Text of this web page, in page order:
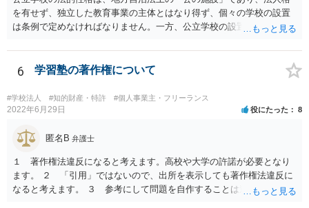
ほぼないため、今後も裁判例が積み重なる可能性がきわめて低く、ど
ちらの解釈が正しいのかについて司法の判断が下されることがないも
を有せず、独立した教育事業の主体とはなり得ず、個々の学校の設置
は条例で定めなければなりません。一方、公立学校の設置者である地
利義務の主体となる法人格を有し、教育事業の主体となっています。
ちなみに、公立学校は教育行政組織上の取扱いとしては「教育機関」
であり、校舎・校地等は地方自治法上「行政財産」とされています。
6 学習塾の著作権について
#学校法人 #知的財産・特許 #個人事業主・フリーランス
2022年6月29日 役にたった 8
匿名B 弁護士
１ 著作権法違反になると考えます。高校や大学の許諾が必要となり
ます。 ２ 「引用」ではないので、出所を表示しても著作権法違反に
なると考えます。 ３ 参考にして問題を自作することは違法とならな